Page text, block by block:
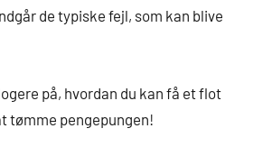
de typiske fejl, som kan blive
på, hvordan du kan få et flot
tømme pengepungen!